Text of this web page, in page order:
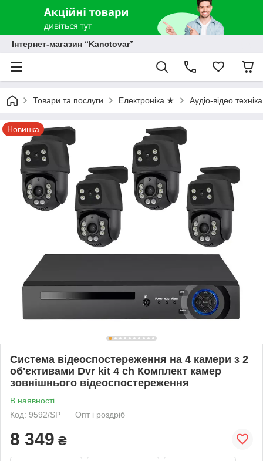
Інтернет-магазин “Kanctovar”
Товари та послуги Електроніка ★ Аудіо-відео
Новинка
Система відеоспостереження на 4 камери з 2
об'єктивами Dvr kit 4 ch Комплект камер
зовнішнього відеоспостереження
В наявності
Код: 9592/SP
Опт і роздріб
8 349 ₴